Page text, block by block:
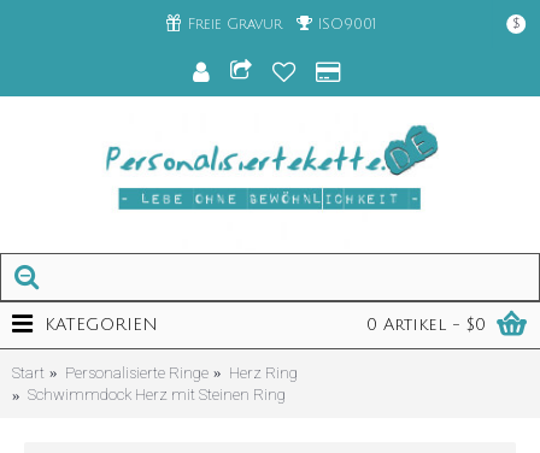
Freie Gravur ISO9001 $
0 Artikel - $0
KATEGORIEN
Start Personalisierte Ringe
Herz Ring
Schwimmdock Herz mit Steinen Ring